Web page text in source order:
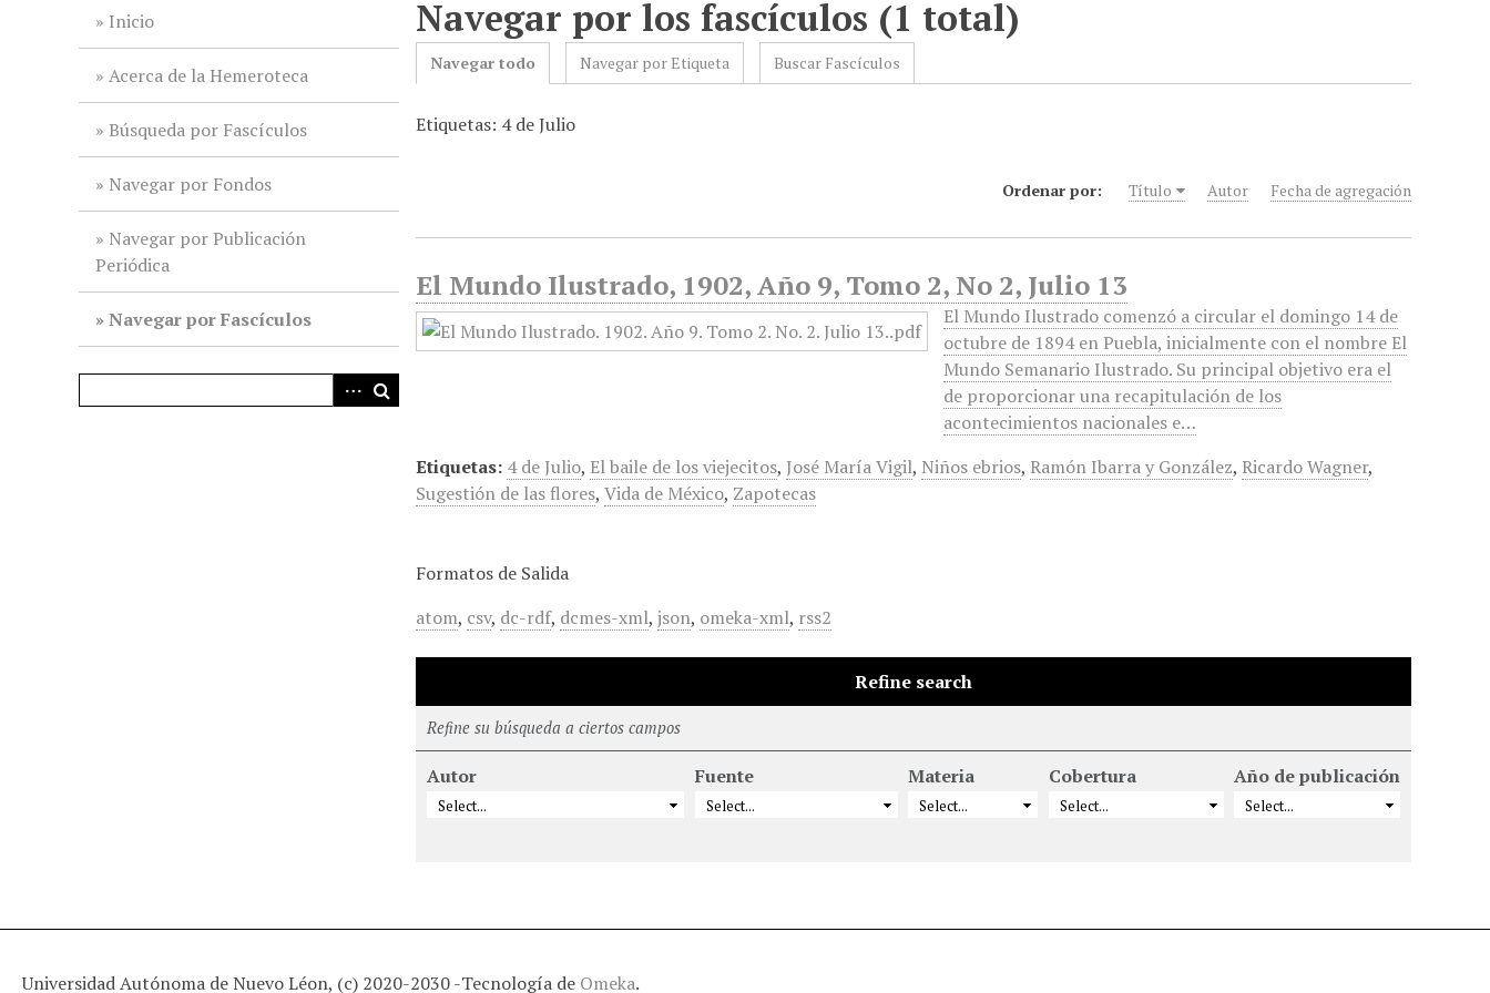
Inicio
Acerca de la Hemeroteca
Búsqueda por Fascículos
Navegar por Fondos
Navegar por Publicación
Periódica
Navegar por Fascículos
Navegar por los fascículos (1 total)
Navegar todo Navegar por Etiqueta Buscar Fascículos
Etiquetas: 4 de Julio
Ordenar por: Título Autor Fecha de agregación
El Mundo Ilustrado, 1902, Año 9, Tomo 2, No 2, Julio 13
El Mundo Ilustrado comenzó a circular el domingo 14 de
octubre de 1894 en Puebla, inicialmente con el nombre El
Mundo Semanario Ilustrado. Su principal objetivo era el
de proporcionar una recapitulación de los
acontecimientos nacionales e…
Etiquetas: 4 de Julio, El baile de los viejecitos, José María Vigil, Niños ebrios, Ramón Ibarra y González, Ricardo Wagner,
Sugestión de las flores,Vida de México, Zapotecas
Formatos de Salida
atom, csv, dc-rdf, dcmes-xml,json, omeka-xml, rss2
Refine search
Refine su búsqueda a ciertos campos
Autor Fuente Materia Cobertura Año de publicación
Universidad Autónoma de Nuevo Léon, (c) 2020-2030 -Tecnología de Omeka.